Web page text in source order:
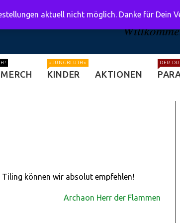
KINDER
»JUNGBLUTH«
AKTIONEN
DER
können wir absolut empfehlen!
Archaon Herr der Flammen
aktuell nicht möglich. Danke für Dein